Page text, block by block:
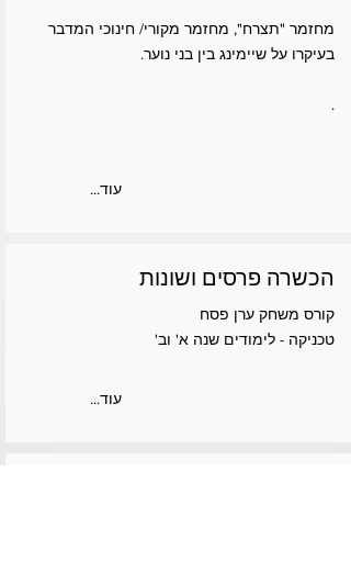
מחזמר "תצרח", מחזמר מקורי/ חינוכי המדבר
בעיקרו על שיימינג בין בני נוער.
.
...עוד
הכשרה פרסים ושונות
קורס משחק ערן פסח
טכניקה - לימודים שנה א' וב'
...עוד